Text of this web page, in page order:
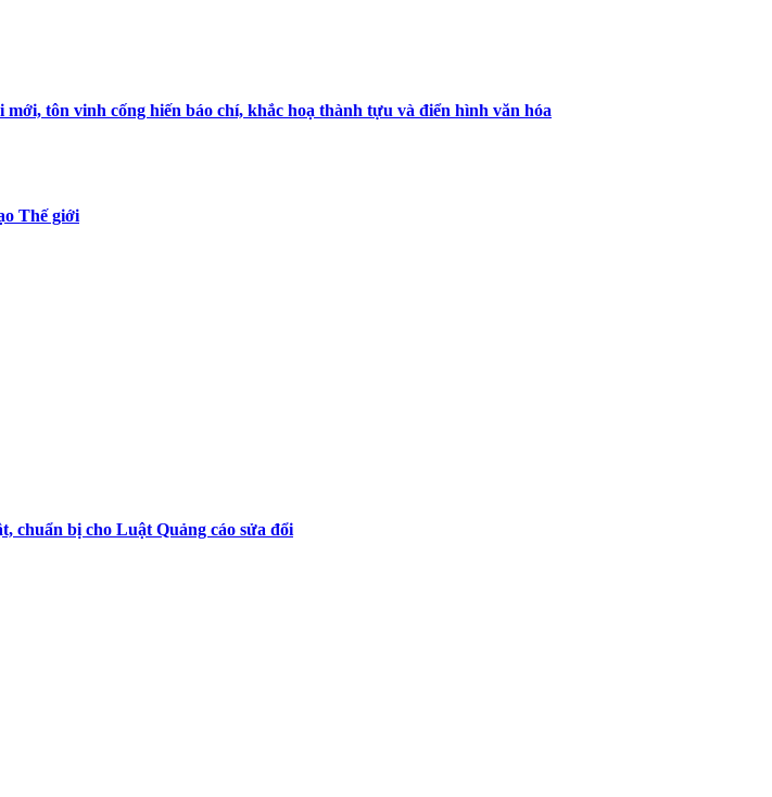
tôn vinh cống hiến báo chí, khắc hoạ thành tựu và điển hình văn hóa
Thế giới
chuẩn bị cho Luật Quảng cáo sửa đổi